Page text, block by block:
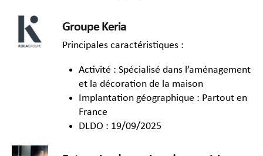
Groupe Keria
Principales caractéristiques :
Activité : Spécialisé dans l’aménagement
et la décoration de la maison
Implantation géographique : Partout en
France
DLDO : 19/09/2025